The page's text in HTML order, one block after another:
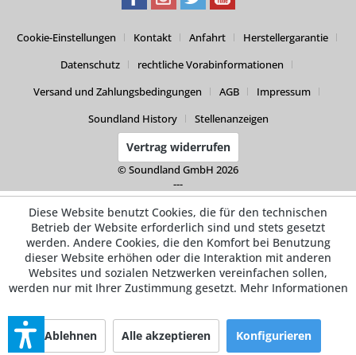
Cookie-Einstellungen Kontakt Anfahrt
Herstellergarantie
Datenschutz
rechtliche Vorabinformationen
Versand und Zahlungsbedingungen
AGB
Impressum
Soundland History
Stellenanzeigen
Vertrag widerrufen
© Soundland GmbH 2026
---
Diese Website benutzt Cookies, die für den technischen
Betrieb der Website erforderlich sind und stets gesetzt
werden. Andere Cookies, die den Komfort bei Benutzung
dieser Website erhöhen oder die Interaktion mit anderen
Websites und sozialen Netzwerken vereinfachen sollen,
werden nur mit Ihrer Zustimmung gesetzt. Mehr Informationen
Ablehnen Alle akzeptieren Konfigurieren